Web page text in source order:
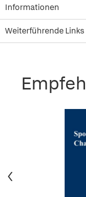
Informationen
Weiterführende Links